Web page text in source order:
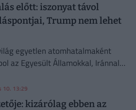
előtt: iszonyat távol
Trump nem lehet
egyetlen atomhatalmaként
az Egyesült Államokkal, Iránnal
10. 13:29
kizárólag ebben az